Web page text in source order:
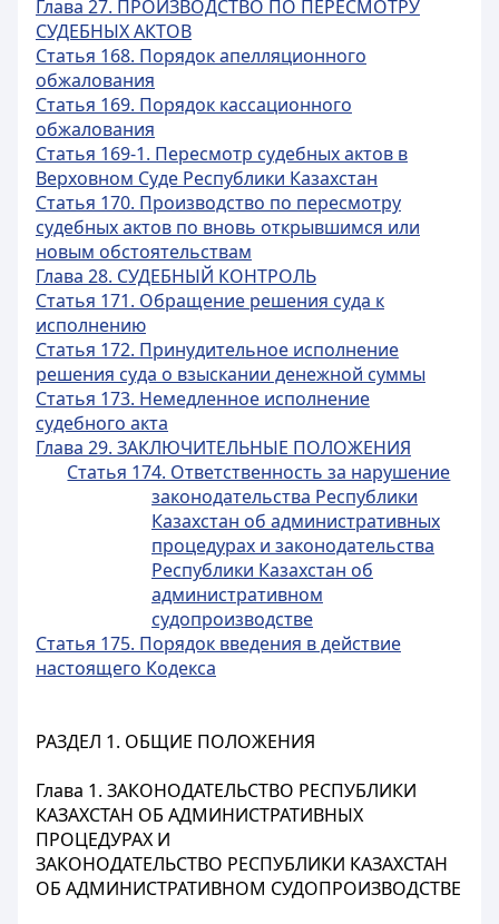
Глава 27. ПРОИЗВОДСТВО ПО ПЕРЕСМОТРУ
СУДЕБНЫХ АКТОВ
Статья 168. Порядок апелляционного
обжалования
Статья 169. Порядок кассационного
обжалования
Статья 169-1. Пересмотр судебных актов в
Верховном Суде Республики Казахстан
Статья 170. Производство по пересмотру
судебных актов по вновь открывшимся или
новым обстоятельствам
Глава 28. СУДЕБНЫЙ КОНТРОЛЬ
Статья 171. Обращение решения суда к
исполнению
Статья 172. Принудительное исполнение
решения суда о взыскании денежной суммы
Статья 173. Немедленное исполнение
судебного акта
Глава 29. ЗАКЛЮЧИТЕЛЬНЫЕ ПОЛОЖЕНИЯ
Статья 174. Ответственность за нарушение
законодательства Республики
Казахстан об административных
процедурах и законодательства
Республики Казахстан об
административном
судопроизводстве
Статья 175. Порядок введения в действие
настоящего Кодекса
РАЗДЕЛ 1. ОБЩИЕ ПОЛОЖЕНИЯ
Глава 1. ЗАКОНОДАТЕЛЬСТВО РЕСПУБЛИКИ
КАЗАХСТАН ОБ АДМИНИСТРАТИВНЫХ
ПРОЦЕДУРАХ И
ЗАКОНОДАТЕЛЬСТВО РЕСПУБЛИКИ КАЗАХСТАН
ОБ АДМИНИСТРАТИВНОМ СУДОПРОИЗВОДСТВЕ